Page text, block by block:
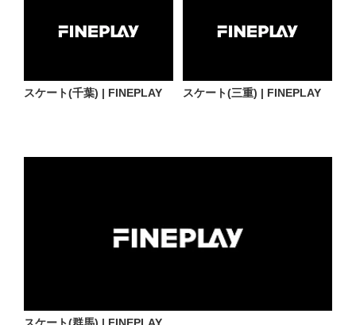
スケート(千葉) | FINEPLAY スケート(三重) | FINEPLAY